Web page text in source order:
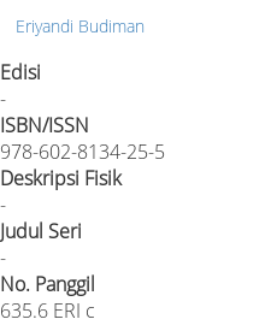
Eriyandi Budiman
Edisi
-
ISBN/ISSN
978-602-8134-25-5
Deskripsi Fisik
-
Judul Seri
-
No. Panggil
635.6 ERI c